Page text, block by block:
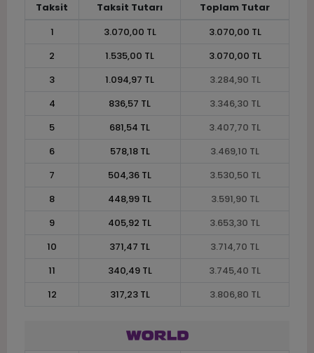
Taksit Taksit Tutarı
Toplam Tutar
1
3.070,00 TL
3.070,00 TL
2
1.535,00 TL
3.070,00 TL
3
1.094,97 TL
3.284,90 TL
4
836,57 TL
3.346,30 TL
5
681,54 TL
3.407,70 TL
6
578,18 TL
3.469,10 TL
7
504,36 TL
3.530,50 TL
8
448,99 TL
3.591,90 TL
9
405,92 TL
3.653,30 TL
10
371,47 TL
3.714,70 TL
11
340,49 TL
3.745,40 TL
12
317,23 TL 3.806,80 TL